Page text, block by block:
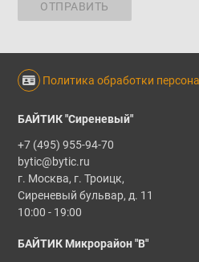
ОТПРАВИТЬ
Политика обработки
БАЙТИК "Сиреневый"
+7 (495) 955-94-70
bytic@bytic.ru
г. Москва, г. Троицк,
Сиреневый бульвар, д. 11
10:00 - 19:00
БАЙТИК Микрорайон "В"